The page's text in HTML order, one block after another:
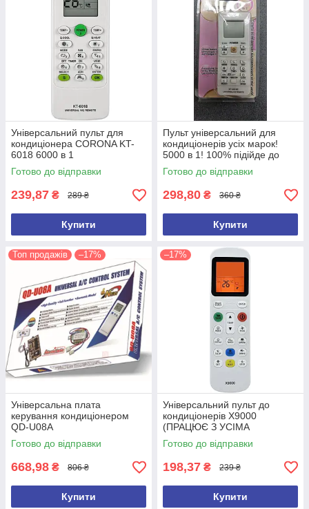
Універсальний пульт для
кондиціонера CORONA KT-
6018 6000 в 1
Готово до відправки
239,87 ₴ 289 ₴
Купити
Пульт універсальний для
кондиціонерів усіх марок!
5000 в 1! 100% підійде до
вашого кондиціонера-
гарантуємо!
Готово до відправки
298,80 ₴ 360 ₴
Купити
Топ продажів –17%
Універсальна плата
керування кондиціонером
QD-U08A
Готово до відправки
668,98 ₴ 806 ₴
Купити
–17%
Універсальний пульт до
кондиціонерів X9000
(ПРАЦЮЄ З УСІМА
КОНДИЦІОНЕРАМИ)
Готово до відправки
198,37 ₴ 239 ₴
Купити